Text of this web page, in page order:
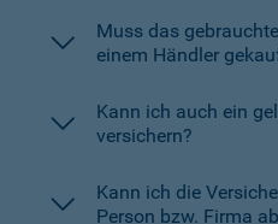
Muss das
einem Händler
Kann ich auch ein
versichern?
Kann ich die
Person bzw. Firma